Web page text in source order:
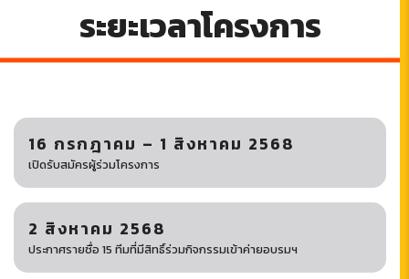
ระยะเวลาโครงการ
16 กรกฎาคม – 1 สิงหาคม 2568
เปิดรับสมัครผู้ร่วมโครงการ
2 สิงหาคม 2568
ประกาศรายชื่อ 15 ทีมที่มีสิทธิ์ร่วมกิจกรรมเข้าค่ายอบรมฯ